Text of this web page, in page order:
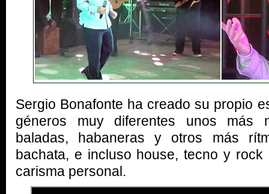
Sergio Bonafonte ha creado su propio
géneros muy diferentes unos más
baladas, habaneras y otros más
bachata, e incluso house, tecno y
carisma personal.